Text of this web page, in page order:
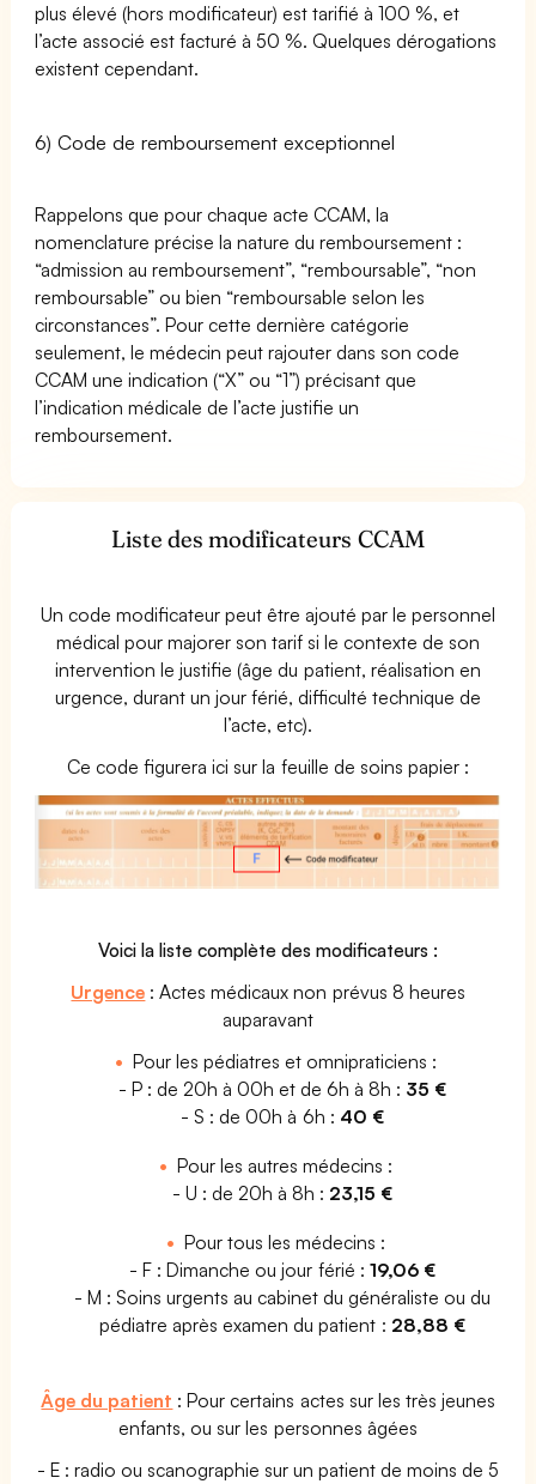
plus élevé (hors modificateur) est tarifié à 100 %, et
l’acte associé est facturé à 50 %. Quelques dérogations
existent cependant.
6) Code de remboursement exceptionnel
Rappelons que pour chaque acte CCAM, la
nomenclature précise la nature du remboursement :
“admission au remboursement”, “remboursable”, “non
remboursable” ou bien “remboursable selon les
circonstances”. Pour cette dernière catégorie
seulement, le médecin peut rajouter dans son code
CCAM une indication (“X” ou “1”) précisant que
l’indication médicale de l’acte justifie un
remboursement.
Liste des modificateurs CCAM
Un code modificateur peut être ajouté par le personnel
médical pour majorer son tarif si le contexte de son
intervention le justifie (âge du patient, réalisation en
urgence, durant un jour férié, difficulté technique de
l’acte, etc).
Ce code figurera ici sur la feuille de soins papier :
Voici la liste complète des modificateurs :
Urgence : Actes médicaux non prévus 8 heures
auparavant
Pour les pédiatres et omnipraticiens :
- P : de 20h à 00h et de 6h à 8h : 35 €
- S : de 00h à 6h : 40 €
Pour les autres médecins :
- U : de 20h à 8h : 23,15 €
Pour tous les médecins :
- F : Dimanche ou jour férié : 19,06 €
- M : Soins urgents au cabinet du généraliste ou du
pédiatre après examen du patient : 28,88 €
Âge du patient : Pour certains actes sur les très jeunes
enfants, ou sur les personnes âgées
- E : radio ou scanographie sur un patient de moins de 5